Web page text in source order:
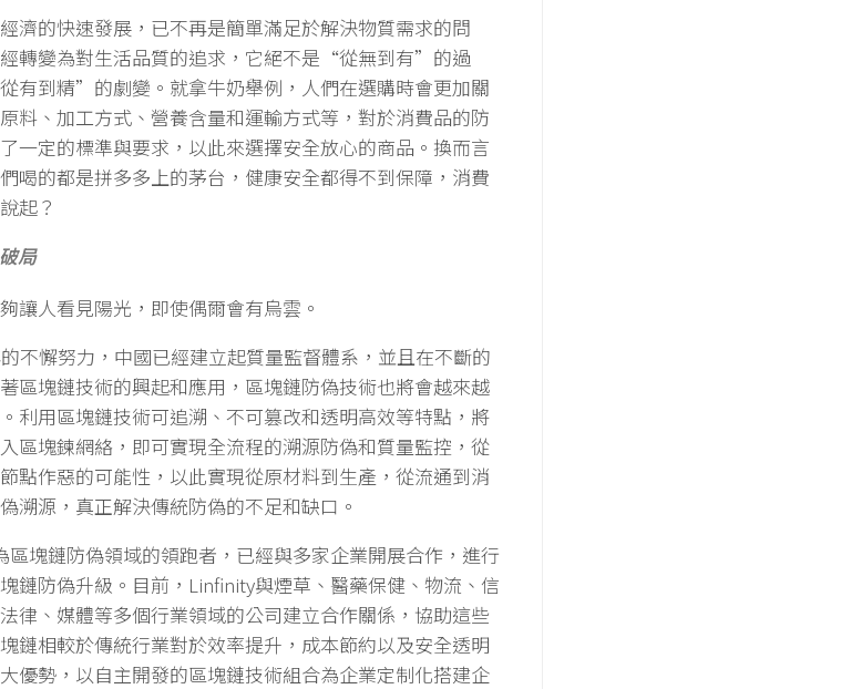
濟的快速發展，已不再是簡單滿足於解決物質需求的問
轉變為對生活品質的追求，它絕不是“從無到有”的過
有到精”的劇變。就拿牛奶舉例，人們在選購時會更加關
料、加工方式、營養含量和運輸方式等，對於消費品的防
一定的標準與要求，以此來選擇安全放心的商品。換而言
喝的都是拼多多上的茅台，健康安全都得不到保障，消費
起？
破局
讓人看見陽光，即使偶爾會有烏雲。
不懈努力，中國已經建立起質量監督體系，並且在不斷的
區塊鏈技術的興起和應用，區塊鏈防偽技術也將會越來越
利用區塊鏈技術可追溯、不可篡改和透明高效等特點，將
區塊鍊網絡，即可實現全流程的溯源防偽和質量監控，從
點作惡的可能性，以此實現從原材料到生產，從流通到消
溯源，真正解決傳統防偽的不足和缺口。
區塊鏈防偽領域的領跑者，已經與多家企業開展合作，進行
鏈防偽升級。目前，Linfinity與煙草、醫藥保健、物流、信
律、媒體等多個行業領域的公司建立合作關係，協助這些
鏈相較於傳統行業對於效率提升，成本節約以及安全透明
優勢，以自主開發的區塊鏈技術組合為企業定制化搭建企